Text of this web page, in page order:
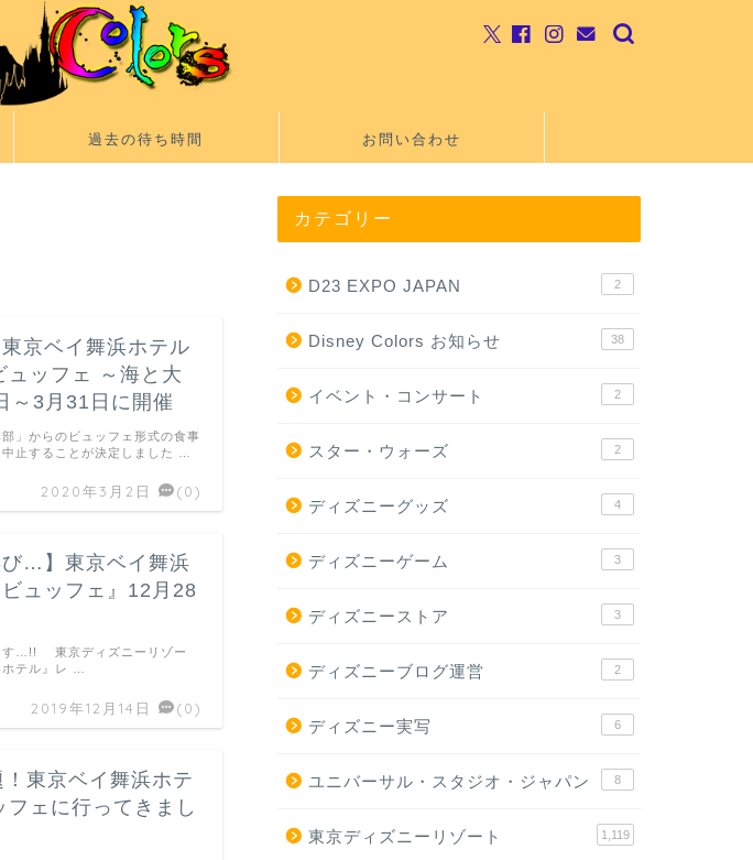
過去の待ち時間 お問い合わせ
京ベイ舞浜ホテル
ュッフェ ～海と大
～3月31日に開催
2020年3月2日 (0)
」からのビュッフェ形式の食事
止することが決定しました …
び…】東京ベイ舞浜
ュッフェ』12月28
2019年12月14日 (0)
す…!! 東京ディズニーリゾー
ホテル』レ …
東京ベイ舞浜ホテ
ェに行ってきまし
カテゴリー
D23 EXPO JAPAN 2
Disney Colors お知らせ 38
イベント・コンサート 2
スター・ウォーズ 2
ディズニーグッズ 4
ディズニーゲーム 3
ディズニーストア 3
ディズニーブログ運営 2
ディズニー実写 6
ユニバーサル・スタジオ・ジャパン 8
東京ディズニーリゾート 1,119